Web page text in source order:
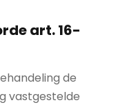
art. 16-
de
vastgestelde